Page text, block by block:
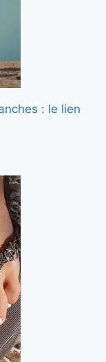
: le lien